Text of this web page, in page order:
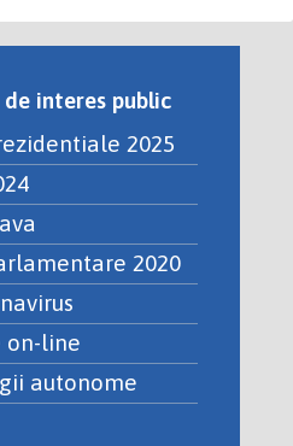
interes public
2025
2020
on-line
autonome